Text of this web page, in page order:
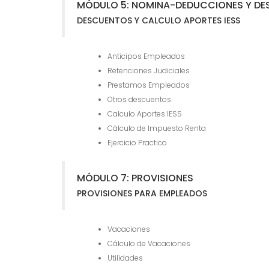
MÓDULO 5: NOMINA-DEDUCCIONES Y
DESCUENTOS Y CALCULO APORTES IESS
Anticipos Empleados
Retenciones Judiciales
Prestamos Empleados
Otros descuentos
Calculo Aportes IESS
Cálculo de Impuesto Renta
Ejercicio Practico
MÓDULO 7: PROVISIONES
PROVISIONES PARA EMPLEADOS
Vacaciones
Cálculo de Vacaciones
Utilidades